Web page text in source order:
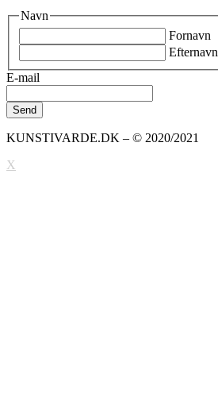
Navn
Fornavn
Efternavn
E-mail
KUNSTIVARDE.DK – © 2020/2021
X